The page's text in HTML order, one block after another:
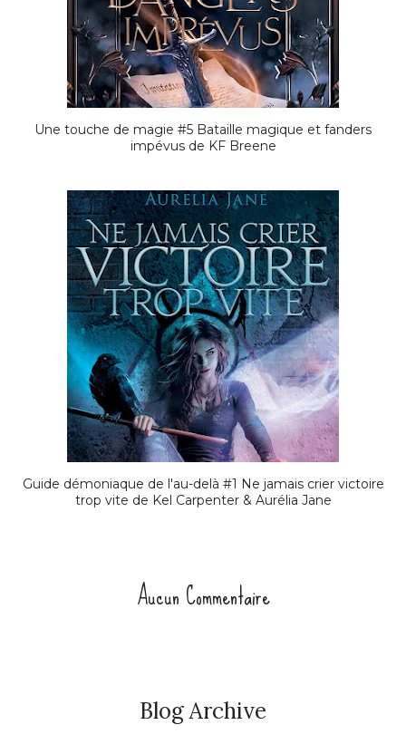
Une touche de magie #5 Bataille magique et fanders
impévus de KF Breene
Guide démoniaque de l'au-delà #1 Ne jamais crier victoire
trop vite de Kel Carpenter & Aurélia Jane
Aucun Commentaire
Blog Archive